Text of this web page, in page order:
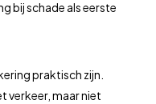
bij schade als eerste
praktisch zijn.
verkeer, maar niet